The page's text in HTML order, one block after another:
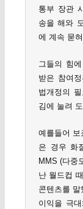
통부 장관
송을 해와
에 계속 묻혀
그들의 힘
받은 참여
법개정의
김에 눌려
예를들어
은 경우 화
MMS (다중
난 월드컵
콘텐츠를
이익을 극